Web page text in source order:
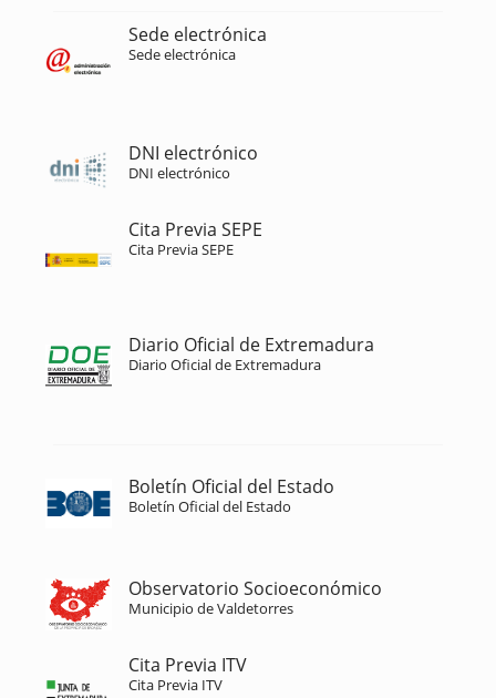
Sede electrónica
Sede electrónica
DNI electrónico
DNI electrónico
Cita Previa SEPE
Cita Previa SEPE
Diario Oficial de Extremadura
Diario Oficial de Extremadura
Boletín Oficial del Estado
Boletín Oficial del Estado
Observatorio Socioeconómico
Municipio de Valdetorres
Cita Previa ITV
Cita Previa ITV